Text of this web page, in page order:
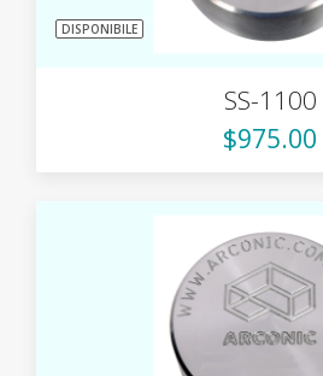
DISPONIBILE
SS-1100
$975.00